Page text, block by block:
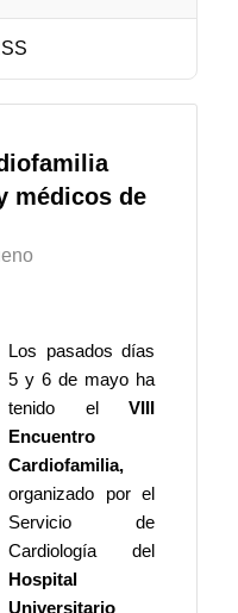
médicos de
Los pasados días
5 y 6 de mayo ha
tenido el VIII
Encuentro
Cardiofamilia,
organizado por el
Servicio de
Cardiología del
Hospital
Universitario